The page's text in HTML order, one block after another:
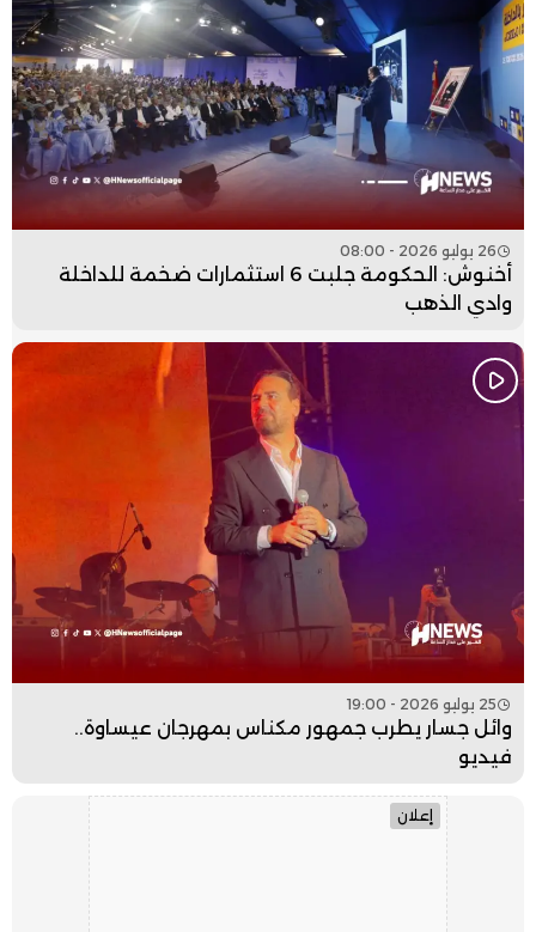
26 يوليو 2026 - 08:00
أخنوش: الحكومة جلبت 6 استثمارات ضخمة للداخلة
وادي الذهب
25 يوليو 2026 - 19:00
وائل جسار يطرب جمهور مكناس بمهرجان عيساوة..
فيديو
إعلان